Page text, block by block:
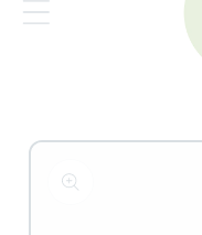
Passa alle
informazioni
sul prodotto